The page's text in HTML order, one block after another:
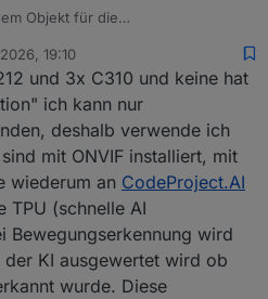
Objekt für die
da diese nur bei
gesendet werden .. gibt es was
19:10
und 3x C310 und keine hat
ich kann nur
deshalb verwende ich
mit ONVIF installiert, mit
wiederum an CodeProject.AI
TPU (schnelle AI
Bewegungserkennung wird
KI ausgewertet wird ob
wurde. Diese